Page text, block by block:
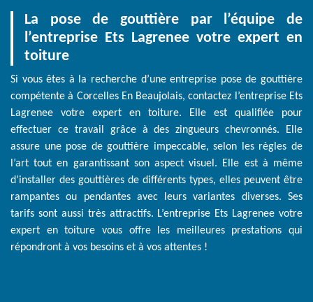
La pose de gouttière par l’équipe de
l’entreprise Ets Lagrenee votre expert en
toiture
Si vous êtes à la recherche d’une entreprise pose de gouttière
compétente à Corcelles En Beaujolais, contactez l’entreprise Ets
Lagrenee votre expert en toiture. Elle est qualifiée pour
effectuer ce travail grâce à des zingueurs chevronnés. Elle
assure une pose de gouttière impeccable, selon les règles de
l’art tout en garantissant son aspect visuel. Elle est à même
d’installer des gouttières de différents types, elles peuvent être
rampantes ou pendantes avec leurs variantes diverses. Ses
tarifs sont aussi très attractifs. L’entreprise Ets Lagrenee votre
expert en toiture vous offre les meilleures prestations qui
répondront à vos besoins et à vos attentes !